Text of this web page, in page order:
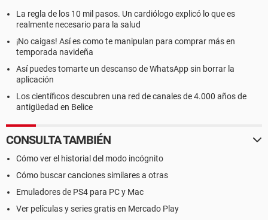
La regla de los 10 mil pasos. Un cardiólogo explicó lo que es
realmente necesario para la salud
¡No caigas! Así es como te manipulan para comprar más en
temporada navideña
Así puedes tomarte un descanso de WhatsApp sin borrar la
aplicación
Los científicos descubren una red de canales de 4.000 años de
antigüedad en Belice
CONSULTA TAMBIÉN
Cómo ver el historial del modo incógnito
Cómo buscar canciones similares a otras
Emuladores de PS4 para PC y Mac
Ver películas y series gratis en Mercado Play